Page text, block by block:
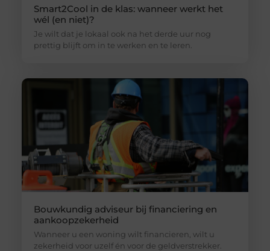
Smart2Cool in de klas: wanneer werkt het
wél (en niet)?
Je wilt dat je lokaal ook na het derde uur nog
prettig blijft om in te werken en te leren.
Bouwkundig adviseur bij financiering en
aankoopzekerheid
Wanneer u een woning wilt financieren, wilt u
zekerheid voor uzelf én voor de geldverstrekker.